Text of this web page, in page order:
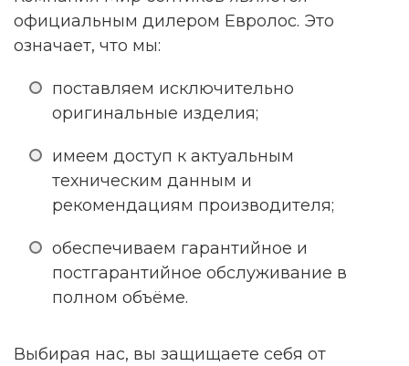
официальным дилером Евролос. Это
означает, что мы:
поставляем исключительно
оригинальные изделия;
имеем доступ к актуальным
техническим данным и
рекомендациям производителя;
обеспечиваем гарантийное и
постгарантийное обслуживание в
полном объёме.
Выбирая нас, вы защищаете себя от